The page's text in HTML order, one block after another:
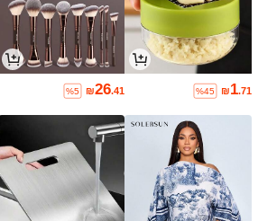
₪1.71
%45
₪26.41
%5